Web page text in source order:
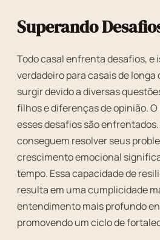
Superando
Todo casal enfrenta desafios, e
verdadeiro para casais de
surgir devido a diversas
filhos e diferenças de opinião.
esses desafios são
conseguem resolver seus
crescimento emocional
tempo. Essa capacidade de
resulta em uma cumplicidade
entendimento mais profundo
promovendo um ciclo de